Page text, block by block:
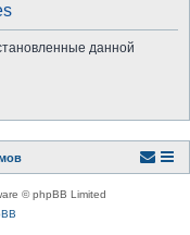
данной
© phpBB Limited